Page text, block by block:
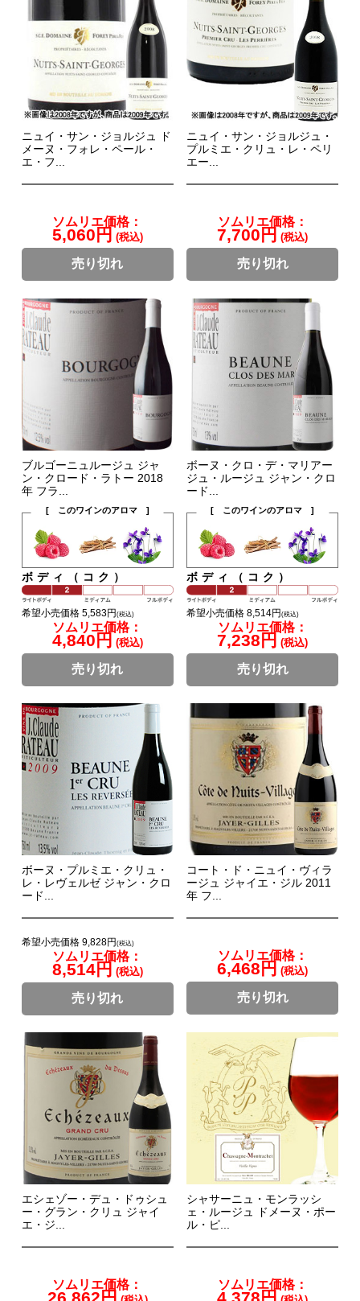
ニュイ・サン・ジョルジュ ド
メーヌ・フォレ・ペール・
エ・フ...
ソムリエ価格：
5,060円 (税込)
売り切れ
ニュイ・サン・ジョルジュ・
プルミエ・クリュ・レ・ペリ
エー...
ソムリエ価格：
7,700円 (税込)
売り切れ
ブルゴーニュルージュ ジャ
ン・クロード・ラトー 2018
年 フラ...
[ このワインのアロマ ]
ボディ（コク）
希望小売価格 5,583円(税込)
ソムリエ価格：
4,840円 (税込)
売り切れ
ボーヌ・クロ・デ・マリアー
ジュ・ルージュ ジャン・クロ
ード...
[ このワインのアロマ ]
ボディ（コク）
希望小売価格 8,514円(税込)
ソムリエ価格：
7,238円 (税込)
売り切れ
ボーヌ・プルミエ・クリュ・
レ・レヴェルゼ ジャン・クロ
ード...
希望小売価格 9,828円(税込)
ソムリエ価格：
8,514円 (税込)
売り切れ
コート・ド・ニュイ・ヴィラ
ージュ ジャイエ・ジル 2011
年 フ...
ソムリエ価格：
6,468円 (税込)
売り切れ
エシェゾー・デュ・ドゥシュ
ー・グラン・クリュ ジャイ
エ・ジ...
ソムリエ価格：
シャサーニュ・モンラッシ
ェ・ルージュ ドメーヌ・ポー
ル・ピ...
ソムリエ価格：